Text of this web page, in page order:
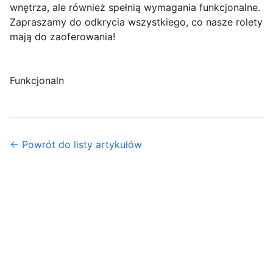
wnętrza, ale również spełnią wymagania funkcjonalne.
Zapraszamy do odkrycia wszystkiego, co nasze rolety
mają do zaoferowania!
Funkcjonaln
← Powrót do listy artykułów